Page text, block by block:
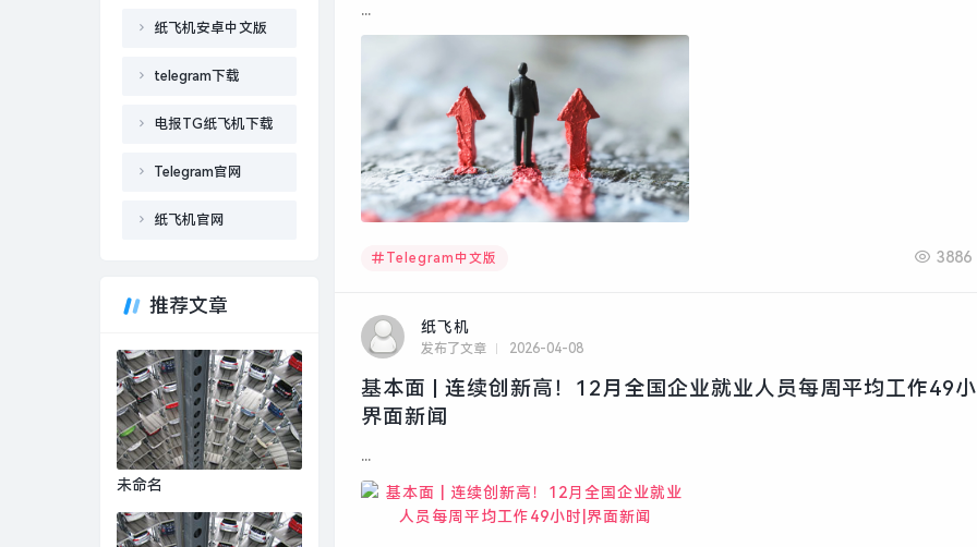
...
Telegram中文版 3886
纸飞机
发布了文章 2026-04-08
基本面 | 连续创新高！12月全国企业就业人员每周平均工作49
界面新闻
...
纸飞机安卓中文版
telegram下载
电报TG纸飞机下载
Telegram官网
纸飞机官网
推荐文章
未命名